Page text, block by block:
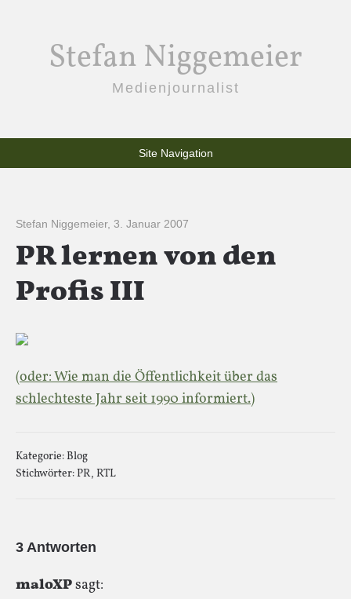
Stefan Niggemeier
Medienjournalist
Site Navigation
Stefan Niggemeier, 3. Januar 2007
PR lernen von den
Profis III
(oder: Wie man die Öffentlichkeit über das
schlechteste Jahr seit 1990 informiert.)
Kategorie:Blog
Stichwörter: PR, RTL
3 Antworten
maloXPsagt: